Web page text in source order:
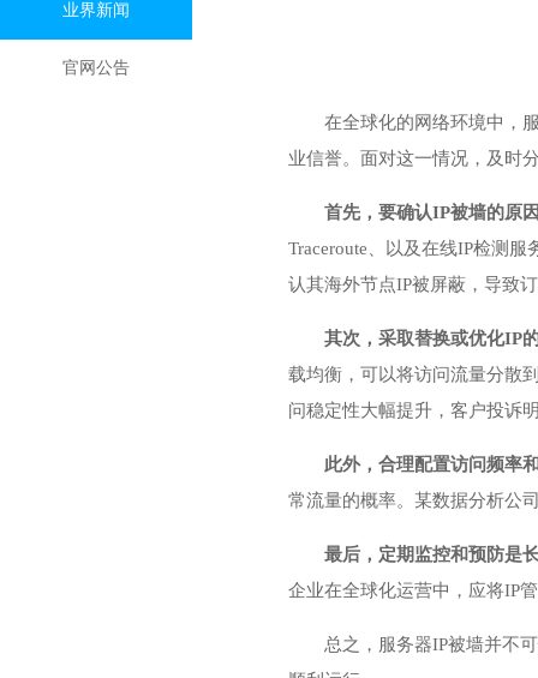
业界新闻
官网公告
在全球化的网络环境中，
业信誉。面对这一情况，及时
首先，要确认IP被墙的原
Traceroute、以及在线IP检测
认其海外节点IP被屏蔽，导致
其次，采取替换或优化IP
载均衡，可以将访问流量分散
问稳定性大幅提升，客户投诉
此外，合理配置访问频率
常流量的概率。某数据分析公
最后，定期监控和预防是
企业在全球化运营中，应将IP
总之，服务器IP被墙并不